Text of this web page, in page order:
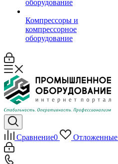
оборудование
Компрессоры и
компрессорное
оборудование
Сравнение0 Отложенные